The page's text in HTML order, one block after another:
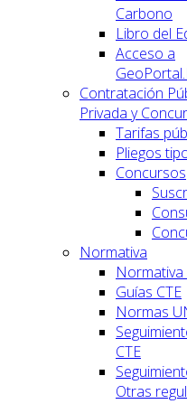
Carbono
Libro del
Acceso a
Contratación
Privada y
Tarifas
Pliegos
Concursos
Normativa
Guías CTE
Normas
CTE
Otras